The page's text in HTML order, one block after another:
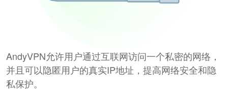
AndyVPN允许用户通过互联网访问一个私密的网络，
并且可以隐匿用户的真实IP地址，提高网络安全和隐
私保护。